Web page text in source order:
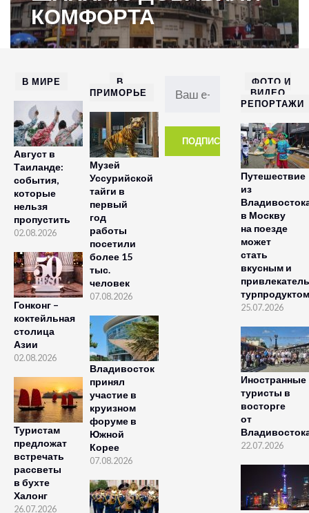
КОМФОРТА
В МИРЕ
Август в
Таиланде:
события,
которые
нельзя
пропустить
02.08.2026
Гонконг –
коктейльная
столица
Азии
02.08.2026
Туристам
предложат
встречать
рассветы
в бухте
Халонг
26.07.2026
В
ПРИМОРЬЕ
Музей
Уссурийской
тайги в
первый
год
работы
посетили
более 15
тыс.
человек
07.08.2026
Владивосток
принял
участие в
круизном
форуме в
Южной
Корее
07.08.2026
ФОТО И
ВИДЕО
РЕПОРТАЖИ
Путешествие
из
в Москву
на поезде
может
стать
вкусным и
турпродуктом
25.07.2026
Иностранные
туристы в
восторге
от
22.07.2026